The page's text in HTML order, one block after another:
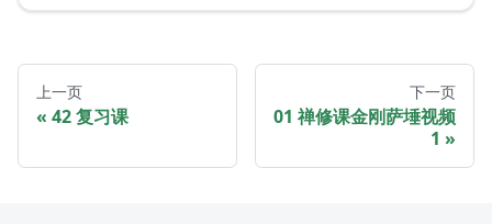
上一页
42 复习课
下一页
01 禅修课金刚萨埵视频
1